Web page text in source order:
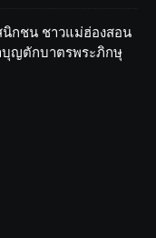
กชน ชาวแม่ฮ่องสอน
บุญตักบาตรพระภิกษุ